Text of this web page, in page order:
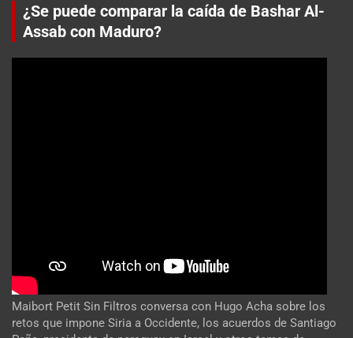
¿Se puede comparar la caída de Bashar Al-
Assab con Maduro?
Maibort Petit Sin Filtros conversa con Hugo Acha sobre los
retos que impone Siria a Occidente, los acuerdos de Santiago